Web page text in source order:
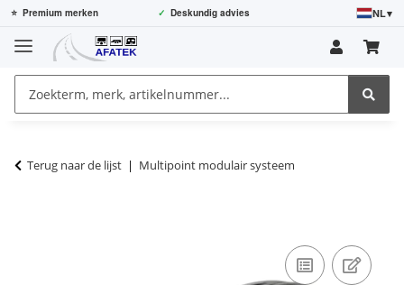
⭐ Premium merken ✓ Deskundig advies NL▾
Terug naar de lijst Multipoint modulair systeem